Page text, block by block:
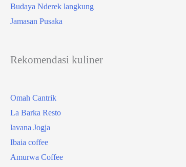
Budaya Nderek langkung
Jamasan Pusaka
Rekomendasi kuliner
Omah Cantrik
La Barka Resto
lavana Jogja
Ibaia coffee
Amurwa Coffee